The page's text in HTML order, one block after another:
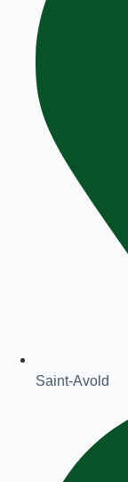
Saint-Avold